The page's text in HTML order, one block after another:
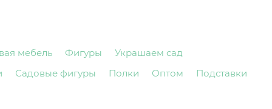
мебель Фигуры
Украшаем сад
Садовые фигуры Полки Оптом
Подставки